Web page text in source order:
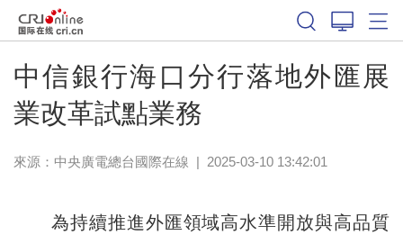
中信銀行海口分行落地外匯展
業改革試點業務
來源：中央廣電總台國際在線 | 2025-03-10 13:42:01
為持續推進外匯領域高水準開放與高品質